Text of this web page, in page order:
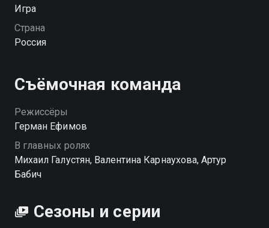
герою балл. Дрогнувший наименьшее число раз
станет победителем, а ведущий, чьи подопечные
набрали больше всех баллов, вынужден сам пройти
Посмотреть онлайн 1 сезон сериала Не дрогни! вы
можете совершенно бесплатно в хорошем HD
качестве на Смотрёшке
Игра
Страна
Россия
Съёмочная команда
Режиссёры
Герман Ефимов
В главных ролях
Михаил Галустян, Валентина Карнаухова, Артур
Бабич
Сезоны и серии